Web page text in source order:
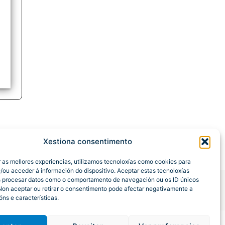
Xestiona consentimento
as mellores experiencias, utilizamos tecnoloxías como cookies para
ou acceder á información do dispositivo. Aceptar estas tecnoloxías
procesar datos como o comportamento de navegación ou os ID únicos
aceptar ou retirar o consentimento pode afectar negativamente a
e características.